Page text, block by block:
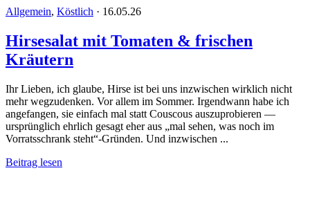
Allgemein, Köstlich · 16.05.26
Hirsesalat mit Tomaten & frischen
Kräutern
Ihr Lieben, ich glaube, Hirse ist bei uns inzwischen wirklich nicht
mehr wegzudenken. Vor allem im Sommer. Irgendwann habe ich
angefangen, sie einfach mal statt Couscous auszuprobieren —
ursprünglich ehrlich gesagt eher aus „mal sehen, was noch im
Vorratsschrank steht“-Gründen. Und inzwischen ...
Beitrag lesen